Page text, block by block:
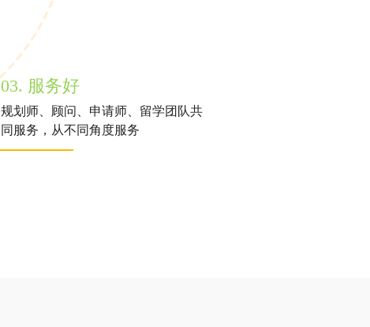
03. 服务好
规划师、顾问、申请师、留学团队共
同服务，从不同角度服务